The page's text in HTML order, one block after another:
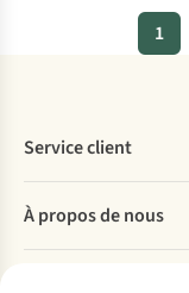
1
Service client
Commander
Payer
À propos de nous